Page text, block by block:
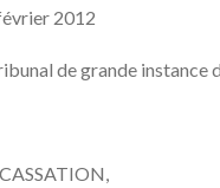
2012
de grande instance